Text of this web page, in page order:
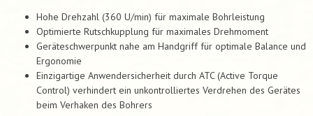
Hohe Drehzahl (360 U/min) für maximale Bohrleistung
Optimierte Rutschkupplung für maximales Drehmoment
Geräteschwerpunkt nahe am Handgriff für optimale Balance und
Ergonomie
Einzigartige Anwendersicherheit durch ATC (Active Torque
Control) verhindert ein unkontrolliertes Verdrehen des Gerätes
beim Verhaken des Bohrers